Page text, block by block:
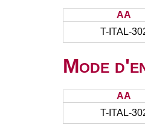
AA
T-ITAL-
Mode
AA
T-ITAL-